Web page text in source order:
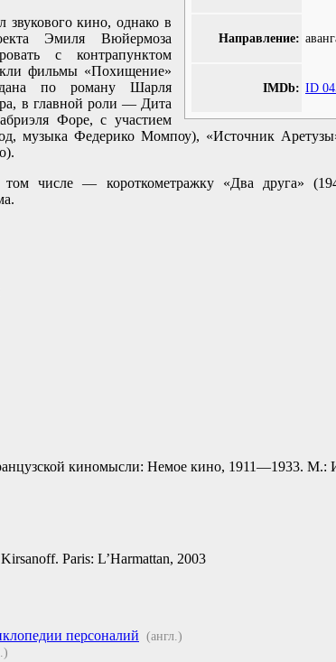
Направление:
IMDb: ID
кино, однако в
Эмиля Вюйермоза
с контрапунктом
фильмы «Похищение»
по роману Шарля
в главной роли — Дита
Форе, с участием
музыка Федерико Момпоу), «Источник
том числе — короткометражку «Два друга»
киномысли: Немое кино, 1911—1933. М.:
Paris: L’Harmattan, 2003
персоналий (англ.)